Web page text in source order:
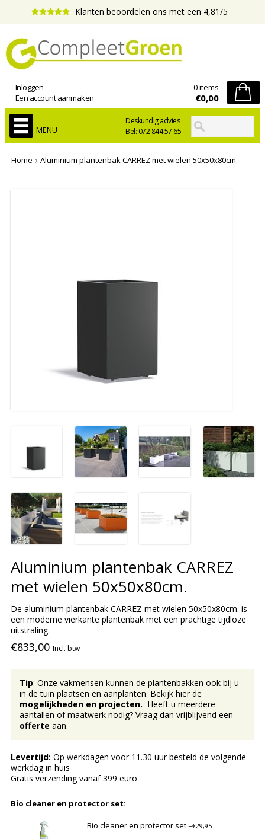
Klanten beoordelen ons met een 4,81/5
Deskundig advies
Bel: 072 844 57 65
Inloggen
Een account aanmaken
0 items
€0,00
MENU
Home Aluminium plantenbak CARREZ met wielen 50x50x80cm.
Aluminium plantenbak CARREZ
met wielen 50x50x80cm.
De aluminium plantenbak CARREZ met wielen 50x50x80cm. is
een moderne vierkante plantenbak met een prachtige tijdloze
uitstraling.
€833,00 Incl. btw
Tip: Onze vakmensen kunnen de plantenbakken ook bij u
in de tuin plaatsen en aanplanten. Bekijk hier de
mogelijkheden en projecten. Heeft u meerdere
aantallen of maatwerk nodig? Vraag dan vrijblijvend een
offerte aan.
Levertijd: Op werkdagen voor 11.30 uur besteld de volgende
werkdag in huis
Gratis verzending vanaf 399 euro
Bio cleaner en protector set:
Bio cleaner en protector set +€29,95